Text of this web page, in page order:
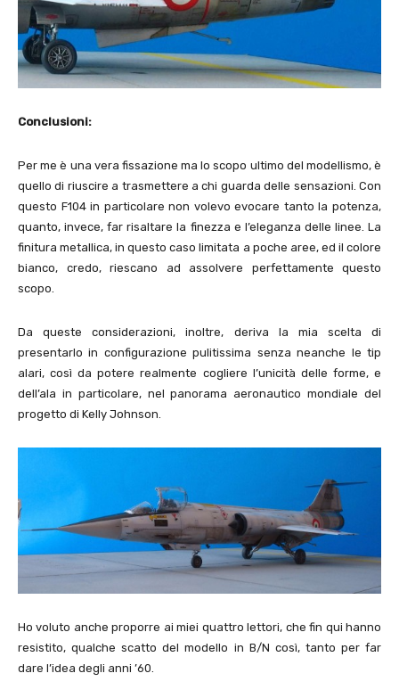
Conclusioni:
Per me è una vera fissazione ma lo scopo ultimo del modellismo, è
quello di riuscire a trasmettere a chi guarda delle sensazioni. Con
questo F104 in particolare non volevo evocare tanto la potenza,
quanto, invece, far risaltare la finezza e l’eleganza delle linee. La
finitura metallica, in questo caso limitata a poche aree, ed il colore
bianco, credo, riescano ad assolvere perfettamente questo
scopo.
Da queste considerazioni, inoltre, deriva la mia scelta di
presentarlo in configurazione pulitissima senza neanche le tip
alari, così da potere realmente cogliere l’unicità delle forme, e
dell’ala in particolare, nel panorama aeronautico mondiale del
progetto di Kelly Johnson.
Ho voluto anche proporre ai miei quattro lettori, che fin qui hanno
resistito, qualche scatto del modello in B/N così, tanto per far
dare l’idea degli anni ’60.